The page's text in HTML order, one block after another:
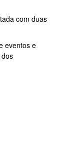
com duas
eventos e